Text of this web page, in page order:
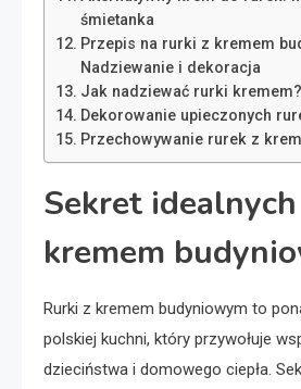
śmietanka
Przepis na rurki z kremem
Nadziewanie i dekoracja
Jak nadziewać rurki kremem?
Dekorowanie upieczonych
Przechowywanie rurek z
Sekret
kremem
Rurki z kremem budyniowym to
polskiej kuchni, który przywołuje
dzieciństwa i domowego ciepła.